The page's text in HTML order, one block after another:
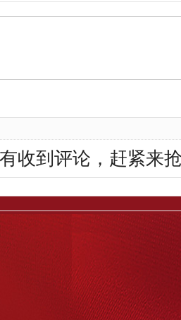
收到评论，赶紧来